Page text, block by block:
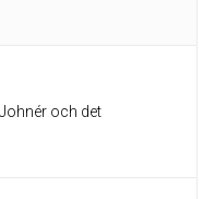
och det